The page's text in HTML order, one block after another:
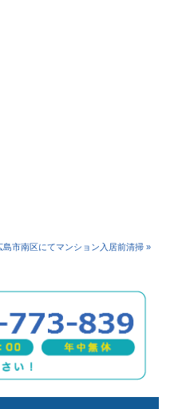
島市南区にてマンション入居前清掃 »